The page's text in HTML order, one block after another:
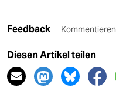
Feedback Kommentieren
Diesen Artikel teilen